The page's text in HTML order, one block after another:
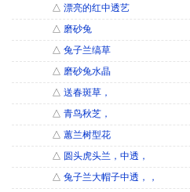
△ 漂亮的红中透艺
△ 磨砂兔
△ 兔子兰缟草
△ 磨砂兔水晶
△ 送春斑草，
△ 青鸟秋芝，
△ 蕙兰树型花
△ 圆头虎头兰，中透，
△ 兔子兰大帽子中透，，